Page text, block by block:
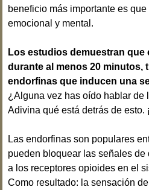
beneficio más importante es
emocional y mental.
Los estudios demuestran
durante al menos 20 minutos,
endorfinas que inducen una
¿Alguna vez has oído hablar de
Adivina qué está detrás de esto.
Las endorfinas son populares
pueden bloquear las señales
a los receptores opioides en el
Como resultado: la sensación